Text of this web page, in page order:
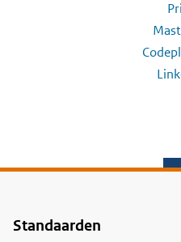
Voet
Standaarden